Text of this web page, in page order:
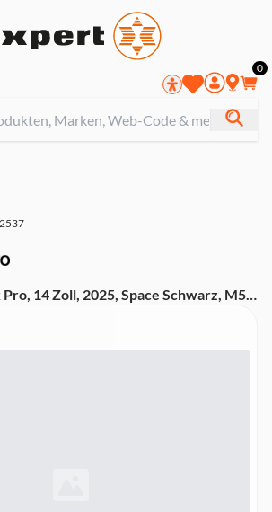
0
14 Zoll, 2025, Space Schwarz, M5,